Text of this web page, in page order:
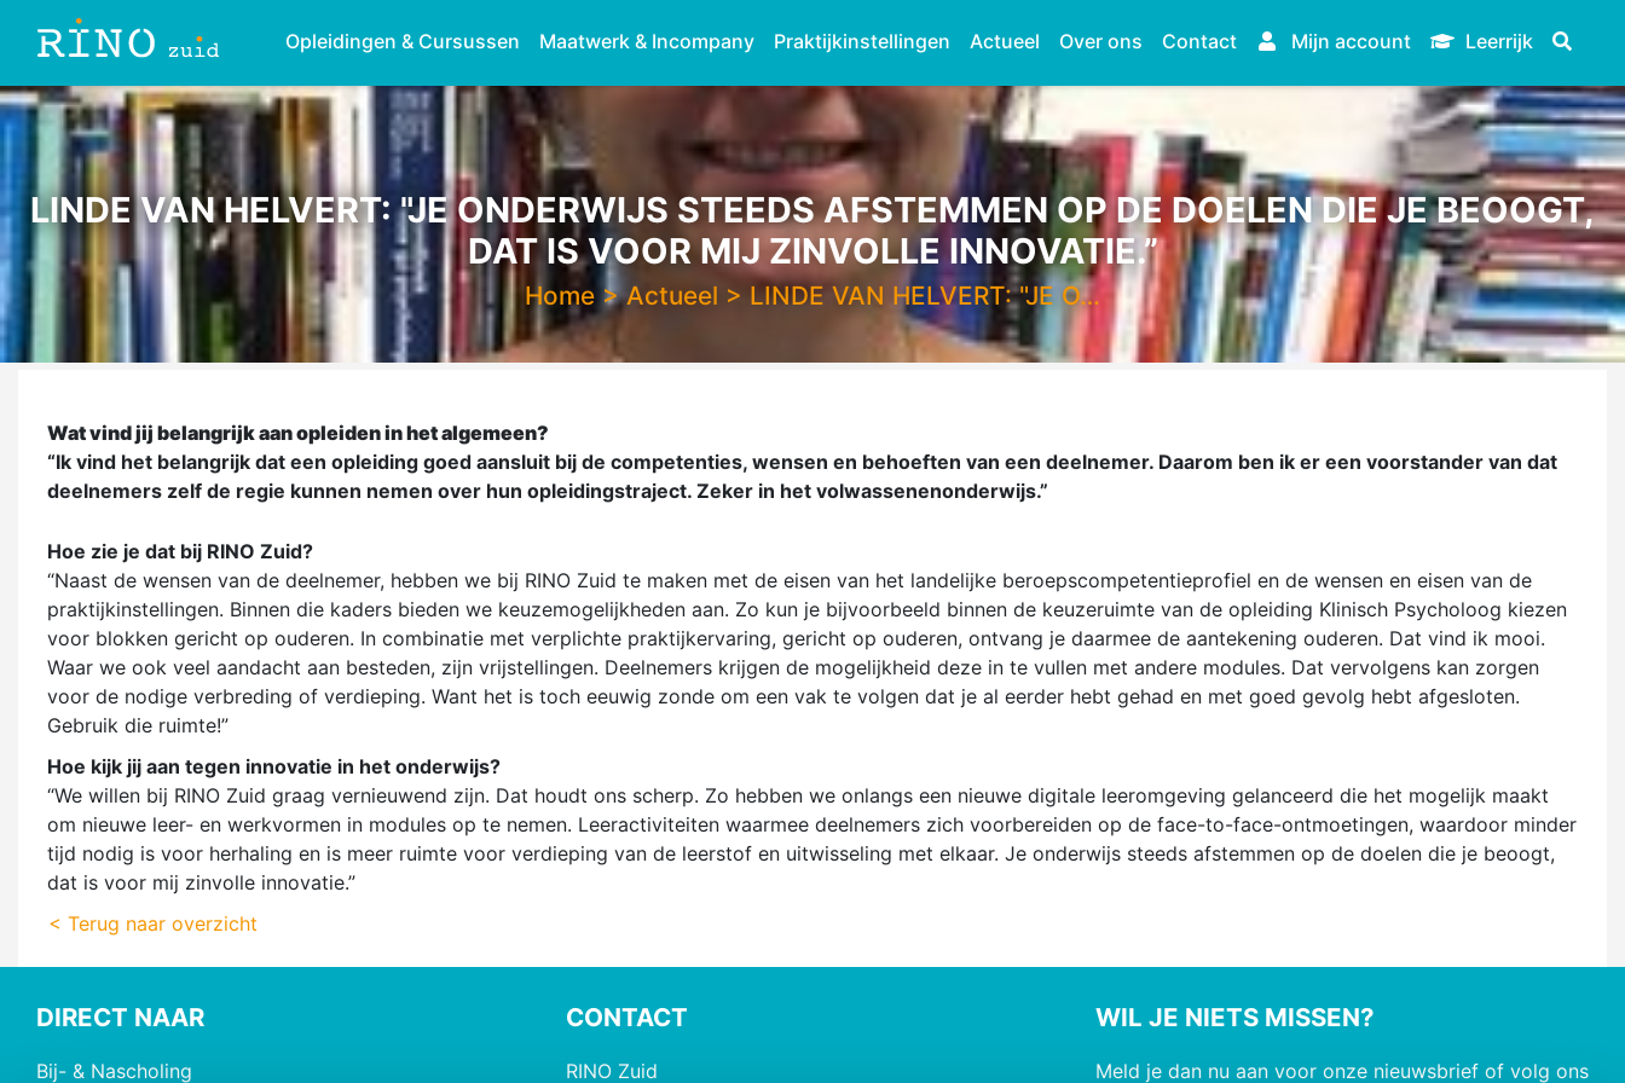
Opleidingen & Cursussen Maatwerk & Incompany Praktijkinstellingen Actueel Over ons Contact Mijn account Leerrijk
LINDE VAN HELVERT: "JE ONDERWIJS STEEDS AFSTEMMEN OP DE DOELEN DIE JE BEOOGT,
DAT IS VOOR MIJ ZINVOLLE INNOVATIE.”
Home >Actueel > LINDE VAN HELVERT: "JE O…
Wat vind jij belangrijk aan opleiden in het algemeen?
“Ik vind het belangrijk dat een opleiding goed aansluit bij de competenties, wensen en behoeften van een deelnemer. Daarom ben ik er een voorstander van dat
deelnemers zelf de regie kunnen nemen over hun opleidingstraject. Zeker in het volwassenenonderwijs.”
Hoe zie je dat bij RINO Zuid?
“Naast de wensen van de deelnemer, hebben we bij RINO Zuid te maken met de eisen van het landelijke beroepscompetentieprofiel en de wensen en eisen van de
praktijkinstellingen. Binnen die kaders bieden we keuzemogelijkheden aan. Zo kun je bijvoorbeeld binnen de keuzeruimte van de opleiding Klinisch Psycholoog kiezen
voor blokken gericht op ouderen. In combinatie met verplichte praktijkervaring, gericht op ouderen, ontvang je daarmee de aantekening ouderen. Dat vind ik mooi.
Waar we ook veel aandacht aan besteden, zijn vrijstellingen. Deelnemers krijgen de mogelijkheid deze in te vullen met andere modules. Dat vervolgens kan zorgen
voor de nodige verbreding of verdieping. Want het is toch eeuwig zonde om een vak te volgen dat je al eerder hebt gehad en met goed gevolg hebt afgesloten.
Gebruik die ruimte!”
Hoe kijk jij aan tegen innovatie in het onderwijs?
“We willen bij RINO Zuid graag vernieuwend zijn. Dat houdt ons scherp. Zo hebben we onlangs een nieuwe digitale leeromgeving gelanceerd die het mogelijk maakt
om nieuwe leer- en werkvormen in modules op te nemen. Leeractiviteiten waarmee deelnemers zich voorbereiden op de face-to-face-ontmoetingen, waardoor minder
tijd nodig is voor herhaling en is meer ruimte voor verdieping van de leerstof en uitwisseling met elkaar. Je onderwijs steeds afstemmen op de doelen die je beoogt,
dat is voor mij zinvolle innovatie.”
< Terug naar overzicht
DIRECT NAAR
Bij- & Nascholing
CONTACT
RINO Zuid
WIL JE NIETS MISSEN?
Meld je dan nu aan voor onze nieuwsbrief of volg ons